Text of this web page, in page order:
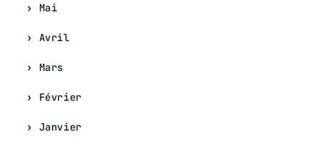
Mai
Avril
Mars
Février
Janvier